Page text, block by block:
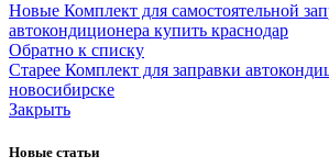
Новые Комплект для самостоятельной
автокондиционера купить краснодар
Обратно к списку
Старее Комплект для заправки
новосибирске
Закрыть
Новые статьи